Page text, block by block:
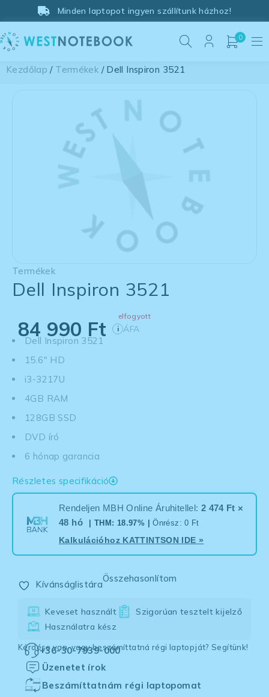
Minden laptopot ingyen szállítunk házhoz!
0
Kezdőlap / Termékek / Dell Inspiron 3521
Termékek
Dell Inspiron 3521
elfogyott
84 990 Ft i ÁFA
Dell Inspiron 3521
15.6" HD
i3-3217U
4GB RAM
128GB SSD
DVD író
6 hónap garancia
Részletes specifikáció
Rendeljen MBH Online Áruhitellel: 2 474 Ft ×
48 hó
| THM: 18.97% |Önrész: 0 Ft
Kalkulációhoz KATTINTSON IDE »
Kívánságlistára
Összehasonlítom
Keveset használt
Szigorúan tesztelt kijelző
Használatra kész
Kérdése van, vagy beszámíttatná régi laptopját? Segítünk!
+36-30-7939-000
Üzenetet írok
Beszámíttatnám régi laptopomat